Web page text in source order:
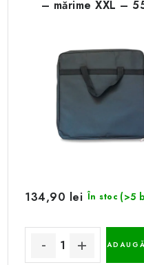
– mărime XXL –
În stoc (>5
134,90 lei